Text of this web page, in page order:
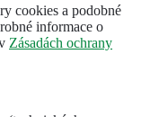
cookies a podobné
informace o
Zásadách ochrany